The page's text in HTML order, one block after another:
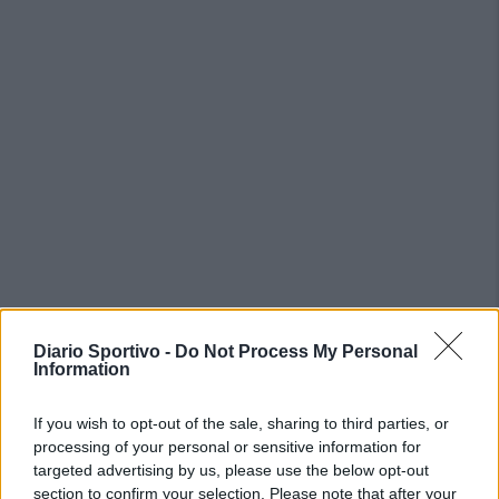
Diario Sportivo - Do Not Process My Personal
Information
If you wish to opt-out of the sale, sharing to third parties, or
processing of your personal or sensitive information for
targeted advertising by us, please use the below opt-out
section to confirm your selection. Please note that after your
PIÙ LETTI OGGI
Amichevole Ossese: 3-1 al Cagliari Primavera,
doppietta di Tapparello
8 Ago 2026